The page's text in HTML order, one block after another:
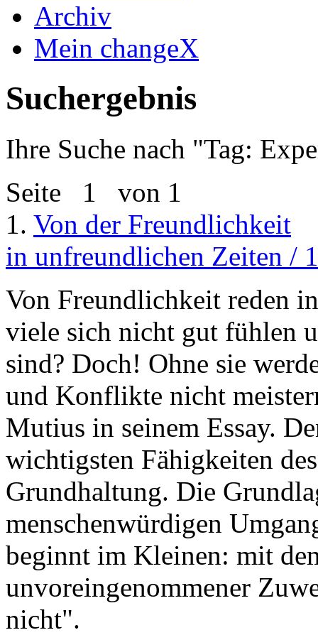
Archiv
Mein changeX
Suchergebnis
Ihre Suche nach "Tag:
Seite 1 von 1
1. Von der Freundlichkeit
in unfreundlichen Zeiten /
Von Freundlichkeit reden
viele sich nicht gut fühlen
sind? Doch! Ohne sie
und Konflikte nicht
Mutius in seinem Essay.
wichtigsten Fähigkeiten
Grundhaltung. Die
menschenwürdigen
beginnt im Kleinen: mit
unvoreingenommener
nicht".